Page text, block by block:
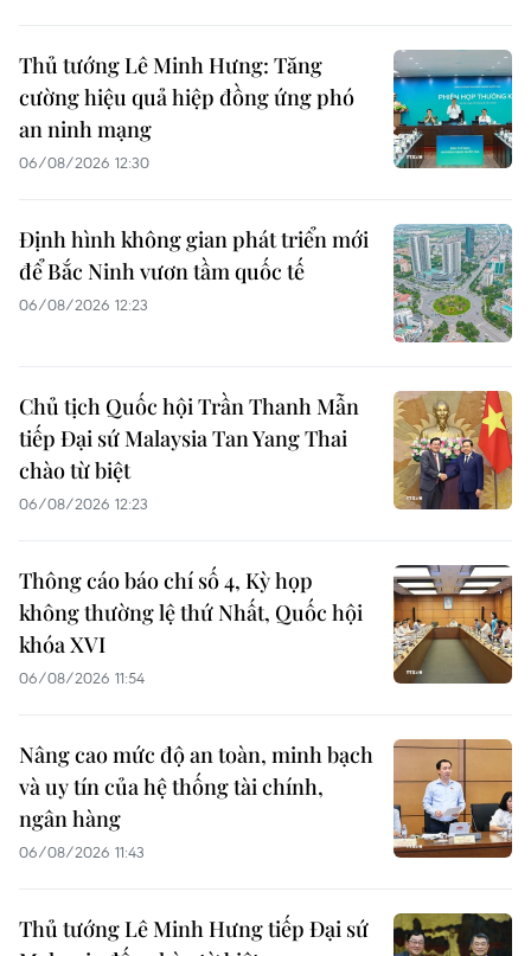
Thủ tướng Lê Minh Hưng: Tăng
cường hiệu quả hiệp đồng ứng phó
an ninh mạng
06/08/2026 12:30
Định hình không gian phát triển mới
để Bắc Ninh vươn tầm quốc tế
06/08/2026 12:23
Chủ tịch Quốc hội Trần Thanh Mẫn
tiếp Đại sứ Malaysia Tan Yang Thai
chào từ biệt
06/08/2026 12:23
Thông cáo báo chí số 4, Kỳ họp
không thường lệ thứ Nhất, Quốc hội
khóa XVI
06/08/2026 11:54
Nâng cao mức độ an toàn, minh bạch
và uy tín của hệ thống tài chính,
ngân hàng
06/08/2026 11:43
Thủ tướng Lê Minh Hưng tiếp Đại sứ